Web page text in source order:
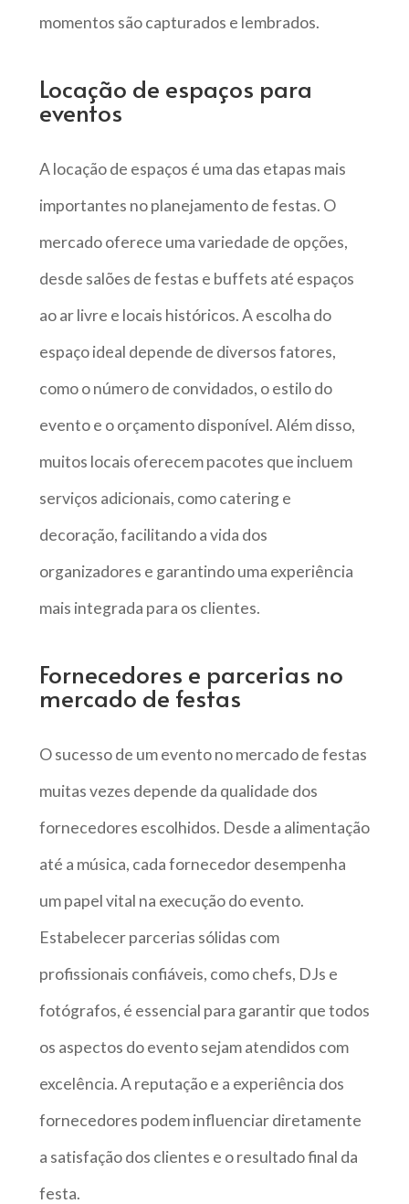
momentos são capturados e lembrados.
Locação de espaços para
eventos
A locação de espaços é uma das etapas mais
importantes no planejamento de festas. O
mercado oferece uma variedade de opções,
desde salões de festas e buffets até espaços
ao ar livre e locais históricos. A escolha do
espaço ideal depende de diversos fatores,
como o número de convidados, o estilo do
evento e o orçamento disponível. Além disso,
muitos locais oferecem pacotes que incluem
serviços adicionais, como catering e
decoração, facilitando a vida dos
organizadores e garantindo uma experiência
mais integrada para os clientes.
Fornecedores e parcerias no
mercado de festas
O sucesso de um evento no mercado de festas
muitas vezes depende da qualidade dos
fornecedores escolhidos. Desde a alimentação
até a música, cada fornecedor desempenha
um papel vital na execução do evento.
Estabelecer parcerias sólidas com
profissionais confiáveis, como chefs, DJs e
fotógrafos, é essencial para garantir que todos
os aspectos do evento sejam atendidos com
excelência. A reputação e a experiência dos
fornecedores podem influenciar diretamente
a satisfação dos clientes e o resultado final da
festa.